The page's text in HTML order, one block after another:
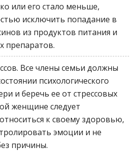
или его стало меньше,
исключить попадание в
из продуктов питания и
препаратов.
Все члены семьи должны
психологического
и беречь ее от стрессовых
женщине следует
к своему здоровью,
эмоции и не
причины.